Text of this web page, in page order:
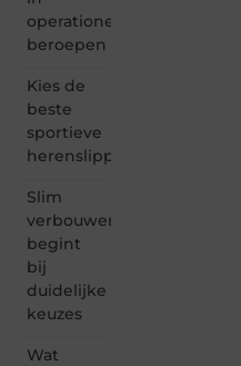
operationele
beroepen
Kies de
beste
sportieve
herenslippers
Slim
verbouwen
begint
bij
duidelijke
keuzes
Wat